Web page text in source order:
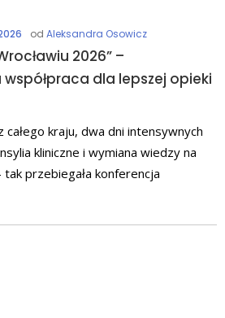
od Aleksandra Osowicz
2026” –
dla lepszej opieki
kraju, dwa dni intensywnych
kliniczne i wymiana wiedzy na
przebiegała konferencja